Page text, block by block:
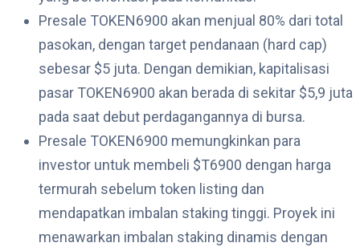
Presale TOKEN6900 akan menjual 80% dari total
pasokan, dengan target pendanaan (hard cap)
sebesar $5 juta. Dengan demikian, kapitalisasi
pasar TOKEN6900 akan berada di sekitar $5,9 juta
pada saat debut perdagangannya di bursa.
Presale TOKEN6900 memungkinkan para
investor untuk membeli $T6900 dengan harga
termurah sebelum token listing dan
mendapatkan imbalan staking tinggi. Proyek ini
menawarkan imbalan staking dinamis dengan